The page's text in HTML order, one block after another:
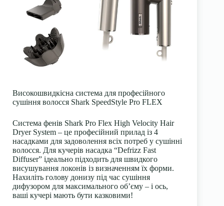
Високошвидкісна система для професійного
сушіння волосся Shark SpeedStyle Pro FLEX
Система фенів Shark Pro Flex High Velocity Hair
Dryer System – це професійний прилад із 4
насадками для задоволення всіх потреб у сушінні
волосся. Для кучерів насадка “Defrizz Fast
Diffuser” ідеально підходить для швидкого
висушування локонів із визначенням їх форми.
Нахиліть голову донизу під час сушіння
дифузором для максимального об’єму – і ось,
ваші кучері мають бути казковими!